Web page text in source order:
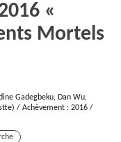
«
Mortels
Gadegbeku, Dan Wu,
/ Achèvement : 2016 /